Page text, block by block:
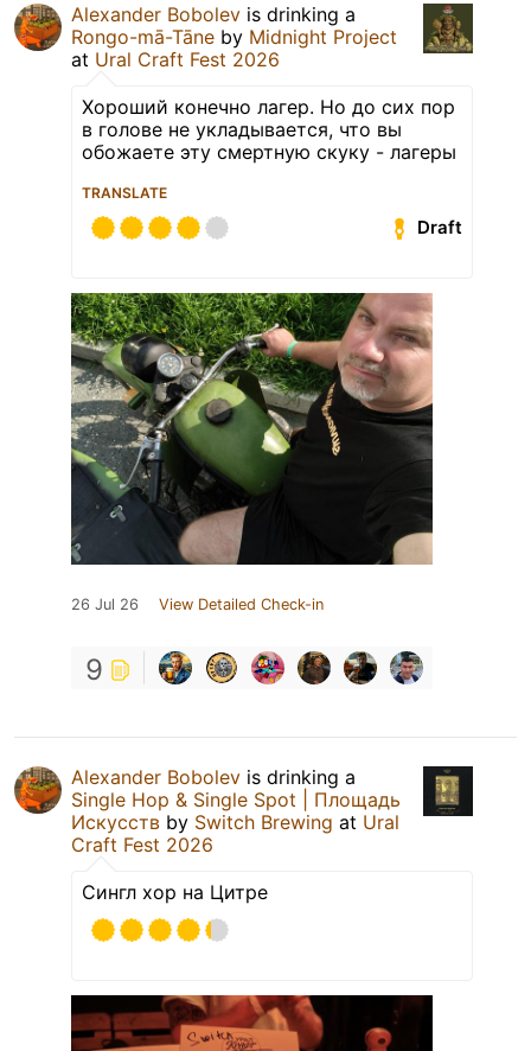
Alexander Bobolev is drinking a
Rongo-mā-Tāne by Midnight Project
at Ural Craft Fest 2026
Хороший конечно лагер. Но до сих пор
в голове не укладывается, что вы
обожаете эту смертную скуку - лагеры
TRANSLATE
Draft
26 Jul 26 View Detailed Check-in
9
Alexander Bobolev is drinking a
Single Hop & Single Spot | Площадь
Искусств by Switch Brewing at Ural
Craft Fest 2026
Сингл хор на Цитре